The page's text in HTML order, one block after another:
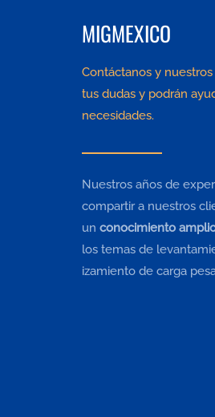
MIGMEXICO
Contáctanos y
tus dudas y podrán
necesidades.
Nuestros años de
compartir a nuestros
un conocimiento
los temas de
izamiento de carga